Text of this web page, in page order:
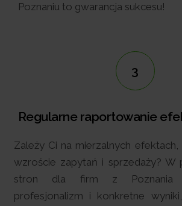
Poznaniu to gwarancja sukcesu!
3
Regularne raportowanie
Zależy Ci na mierzalnych
wzroście zapytań i sprzedaży? W
stron dla firm z Poznania
profesjonalizm i konkretne